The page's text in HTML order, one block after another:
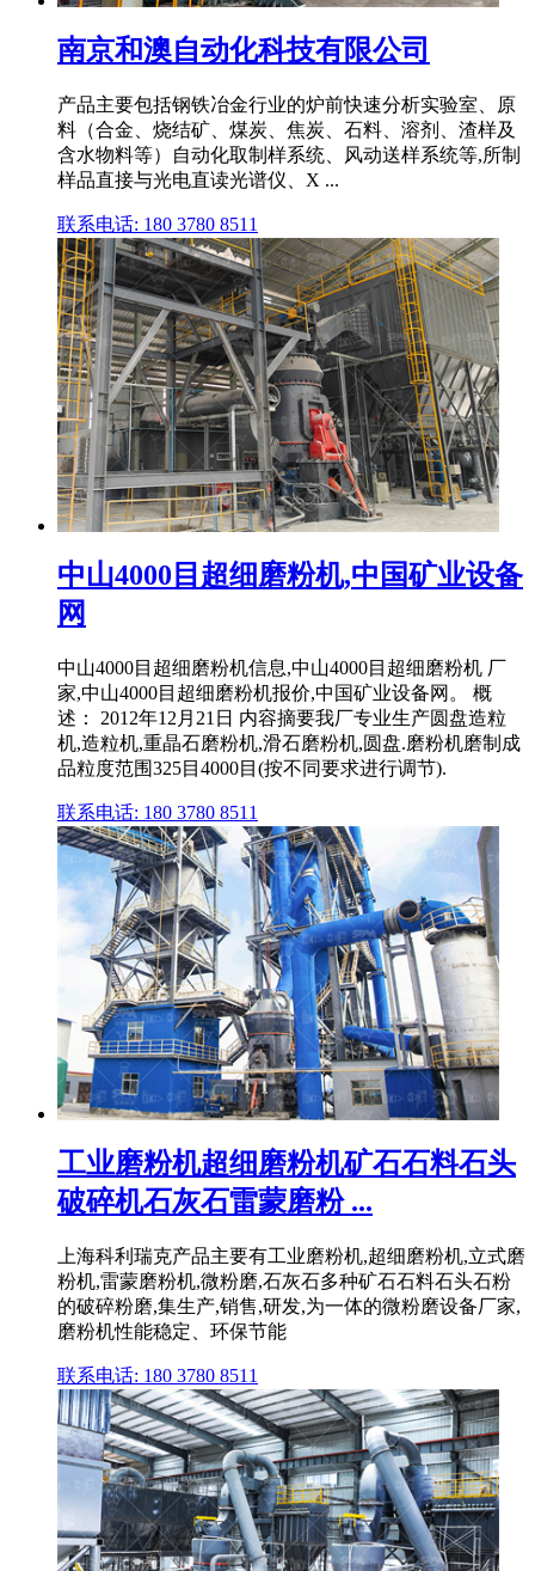
南京和澳自动化科技有限公司
产品主要包括钢铁冶金行业的炉前快速分析实验室、原
料（合金、烧结矿、煤炭、焦炭、石料、溶剂、渣样及
含水物料等）自动化取制样系统、风动送样系统等,所制
样品直接与光电直读光谱仪、X ...
联系电话: 180 3780 8511
中山4000目超细磨粉机,中国矿业设备
网
中山4000目超细磨粉机信息,中山4000目超细磨粉机 厂
家,中山4000目超细磨粉机报价,中国矿业设备网。 概
述： 2012年12月21日 内容摘要我厂专业生产圆盘造粒
机,造粒机,重晶石磨粉机,滑石磨粉机,圆盘.磨粉机磨制成
品粒度范围325目4000目(按不同要求进行调节).
联系电话: 180 3780 8511
工业磨粉机超细磨粉机矿石石料石头
破碎机石灰石雷蒙磨粉 ...
上海科利瑞克产品主要有工业磨粉机,超细磨粉机,立式磨
粉机,雷蒙磨粉机,微粉磨,石灰石多种矿石石料石头石粉
的破碎粉磨,集生产,销售,研发,为一体的微粉磨设备厂家,
磨粉机性能稳定、环保节能
联系电话: 180 3780 8511